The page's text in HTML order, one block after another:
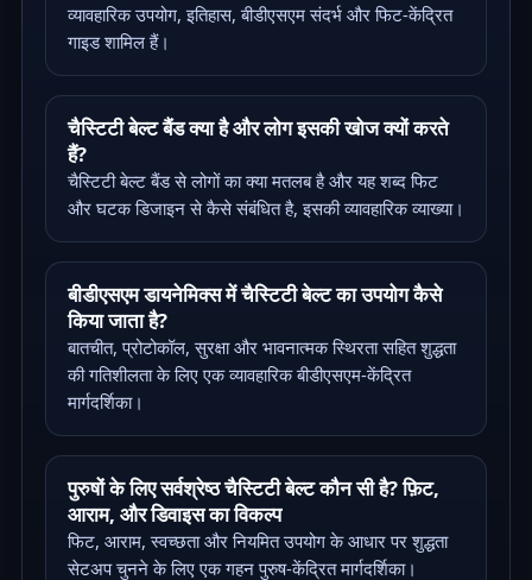
व्यावहारिक उपयोग, इतिहास, बीडीएसएम संदर्भ और फिट-केंद्रित
गाइड शामिल हैं।
चैस्टिटी बेल्ट बैंड क्या है और लोग इसकी खोज क्यों करते
हैं?
चैस्टिटी बेल्ट बैंड से लोगों का क्या मतलब है और यह शब्द फिट
और घटक डिजाइन से कैसे संबंधित है, इसकी व्यावहारिक व्याख्या।
बीडीएसएम डायनेमिक्स में चैस्टिटी बेल्ट का उपयोग कैसे
किया जाता है?
बातचीत, प्रोटोकॉल, सुरक्षा और भावनात्मक स्थिरता सहित शुद्धता
की गतिशीलता के लिए एक व्यावहारिक बीडीएसएम-केंद्रित
मार्गदर्शिका।
पुरुषों के लिए सर्वश्रेष्ठ चैस्टिटी बेल्ट कौन सी है? फ़िट,
आराम, और डिवाइस का विकल्प
फिट, आराम, स्वच्छता और नियमित उपयोग के आधार पर शुद्धता
सेटअप चुनने के लिए एक गहन पुरुष-केंद्रित मार्गदर्शिका।